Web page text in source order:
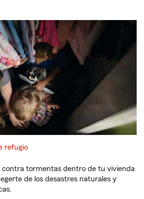
refugio
tormentas dentro de tu vivienda
de los desastres naturales y